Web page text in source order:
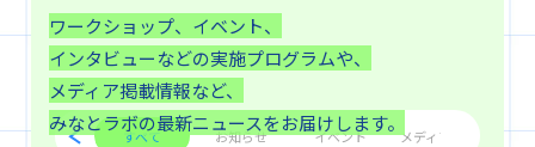
ワークショップ、イベント、
インタビューなどの実施プログラムや、
メディア掲載情報など、
みなとラボの最新ニュースをお届けします。
すべて お知らせ イベント メディア掲載